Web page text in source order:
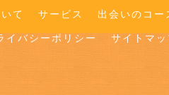
て サービス 出会いのコー
イバシーポリシー サイトマッ